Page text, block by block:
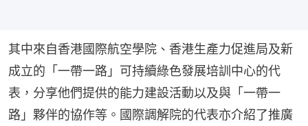
其中來自香港國際航空學院、香港生產力促進局及新
成立的「一帶一路」可持續綠色發展培訓中心的代
表，分享他們提供的能力建設活動以及與「一帶一
路」夥伴的協作等。國際調解院的代表亦介紹了推廣